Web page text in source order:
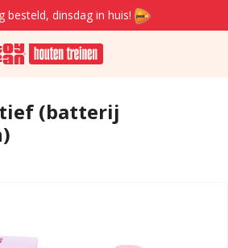
besteld, dinsdag in huis!
(batterij